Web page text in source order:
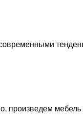
произведем мебель